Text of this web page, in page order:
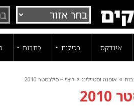
אינדקס רכילות כתבות
» אופנה וסטיילינג » לוצ’י – סילבסטר 2010